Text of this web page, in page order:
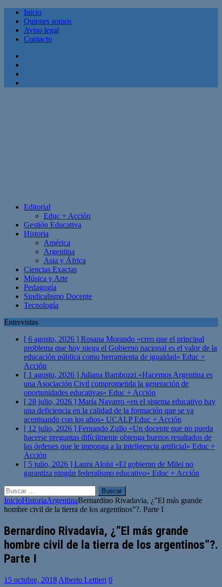
Inicio
Quienes somos
Aviso legal
Contacto
Editorial
Educ + Acción
Gestión Educativa
Historia
América
Argentina
Asia y África
Ciencias Exactas
Música y Arte
Pedagogía
Sindicalismo Docente
Tecnología
Entrevistas
[ 6 agosto, 2026 ] Rosana Morando «creo que el principal
problema que hoy niega el Gobierno nacional es el valor de la
educación pública como herramienta de igualdad» Educ +
Acción
[ 1 agosto, 2026 ] Juliana Bambozzi «Hacemos Argentina es
una Asociación Civil comprometida la generación de
oportunidades educativas» Educ + Acción
[ 28 julio, 2026 ] María Navarro «en el sistema educativo hay
una deficiencia en la calidad de la formación que se va
acentuando con los años» UCALPEduc + Acción
[ 12 julio, 2026 ] Fernando Zullo «Un docente que no pueda
hacerse preguntas difícilmente obtenga buenos resultados de
las órdenes que le imponga a la inteligencia artificial» Educ +
Acción
[ 5 julio, 2026 ] Laura Aloisi «El gobierno de Milei no
garantiza ningún federalismo educativo» Educ + Acción
Buscar:
InicioHistoriaArgentinaBernardino Rivadavia, ¿”El más grande
hombre civil de la tierra de los argentinos”?. Parte I
Bernardino Rivadavia, ¿”El más grande
hombre civil de la tierra de los argentinos”?.
Parte I
15 octubre, 2018 Alberto Lettieri 0